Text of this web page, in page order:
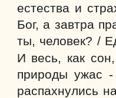
естества и
Бог, а завтра
ты, человек? /
И весь, как
природы ужас
распахнулись